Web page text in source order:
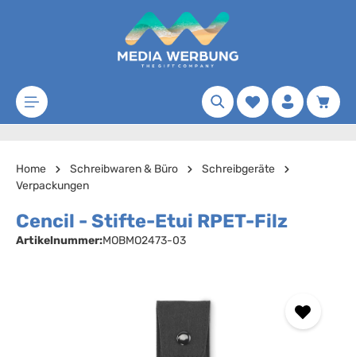
Zum Hauptinhalt springen
Merkzettel
Home Schreibwaren & Büro
Schreibgeräte
Verpackungen
Cencil - Stifte-Etui RPET-Filz
Artikelnummer:MOBMO2473-03